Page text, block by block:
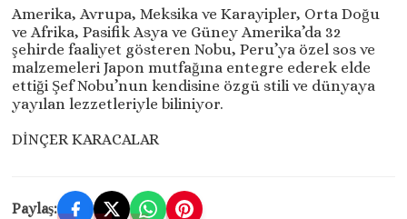
Amerika, Avrupa, Meksika ve Karayipler, Orta Doğu
ve Afrika, Pasifik Asya ve Güney Amerika’da 32
şehirde faaliyet gösteren Nobu, Peru’ya özel sos ve
malzemeleri Japon mutfağına entegre ederek elde
ettiği Şef Nobu’nun kendisine özgü stili ve dünyaya
yayılan lezzetleriyle biliniyor.
DİNÇER KARACALAR
Paylaş: